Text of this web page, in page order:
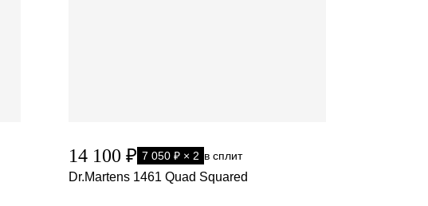
14 100 ₽ 7 050 ₽ × 2 в сплит
Dr.Martens 1461 Quad Squared